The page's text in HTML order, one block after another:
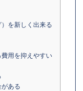
を新しく出来る
用を抑えやすい
ある